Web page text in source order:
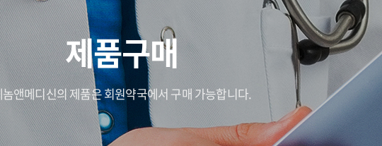
제품구매
놈앤메디신의 제품은 회원약국에서 구매 가능합니다.